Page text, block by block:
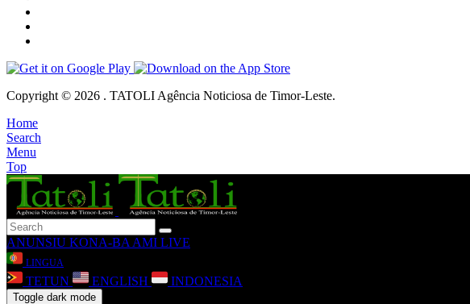
Copyright © 2026 . TATOLI Agência Noticiosa de Timor-Leste.
Home
Search
Menu
Top
ANUNSIU KONA-BA AMI LIVE
LINGUA
TETUN ENGLISH INDONESIA
Toggle dark mode